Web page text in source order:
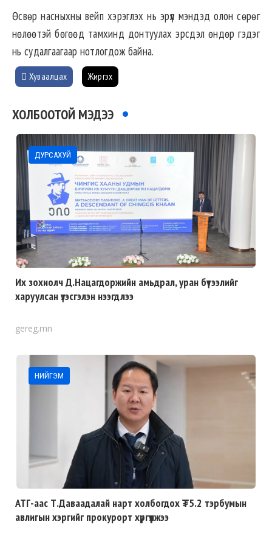
Өсвөр насныхны вейп хэрэглэх нь эрүүл мэндэд олон сөрөг
нөлөөтэй бөгөөд тамхинд донтуулах эрсдэл өндөр гэдэг
нь судалгаагаар нотлогдож байна.
Хуваалцах Жиргэх
ХОЛБООТОЙ МЭДЭЭ
ДУРСАХУЙ
Их зохиолч Д.Нацагдоржийн амьдрал, уран бүтээлийг
харуулсан үзэсгэлэн нээгдлээ
gereg.mn
НИЙГЭМ
АТГ-аас Т.Даваадалай нарт холбогдох ₮5.2 тэрбумын
авлигын хэргийг прокурорт хүргүүлжээ